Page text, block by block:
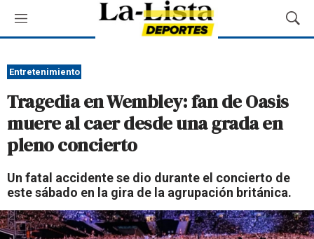
M
e
ú
M
o
d
a
Entretenimiento
Tragedia en Wembley: fan de Oasis
muere al caer desde una grada en
pleno concierto
Un fatal accidente se dio durante el concierto de
este sábado en la gira de la agrupación británica.